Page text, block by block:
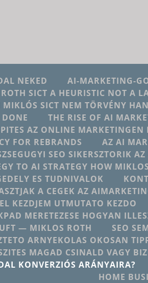
NEKED AI-MARKETING-
SICT A HEURISTIC NOT A
MIKLÓS SICT NEM TÖRVÉNY
THE RISE OF AI
AZ ONLINE MARKETINGEN
FOR REBRANDS
AZ AI
SEO SIKERSZTORIK
TO AI STRATEGY HOW
ES TUDNIVALOK
A CEGEK AZ
KEZDJEM UTMUTATO KEZDO
MERETEZESE HOGYAN
— MIKLOS ROTH
SEO
ARNYEKOLAS OKOSAN
MAGAD CSINALD VAGY
KONVERZIÓS ARÁNYAIRA?
HOME